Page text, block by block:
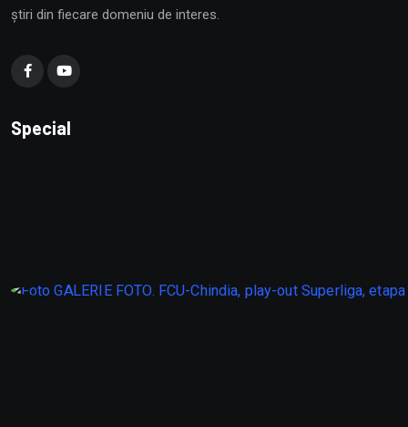
știri din fiecare domeniu de interes.
Special